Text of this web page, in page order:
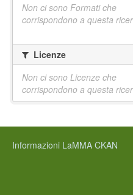
Non ci sono Formati che
corrispondono a questa
Licenze
Non ci sono Licenze che
corrispondono a questa
Informazioni LaMMA CKAN